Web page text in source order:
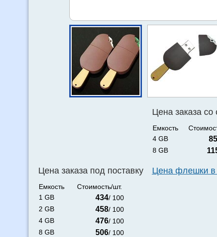
Цена заказа под поставку
Емкость
Стоимость/шт.
1 GB
434/ 100
2 GB
458/ 100
4 GB
476/ 100
8 GB
506/ 100
Цена заказа со
Емкость
4 GB
8 GB
Цена флешки в